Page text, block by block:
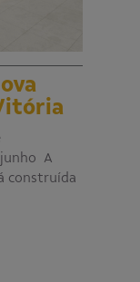
A
construída